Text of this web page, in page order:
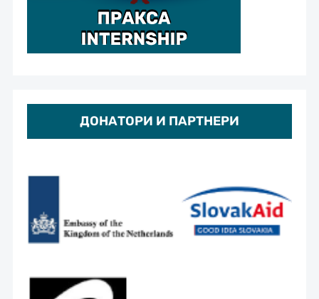
ДОНАТОРИ И ПАРТНЕРИ